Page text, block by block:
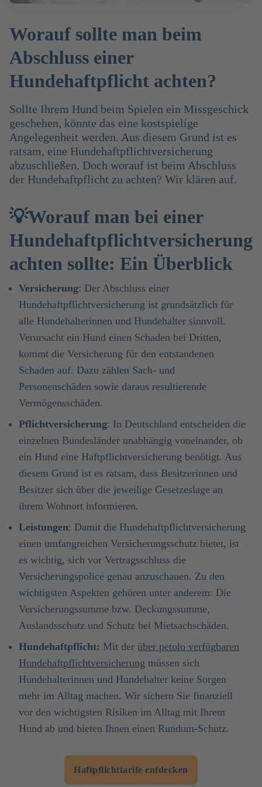
Worauf sollte man beim
Abschluss einer
Hundehaftpflicht achten?
Sollte Ihrem Hund beim Spielen ein Missgeschick
geschehen, könnte das eine kostspielige
Angelegenheit werden. Aus diesem Grund ist es
ratsam, eine Hundehaftpflichtversicherung
abzuschließen. Doch worauf ist beim Abschluss
der Hundehaftpflicht zu achten? Wir klären auf.
💡Worauf man bei einer
Hundehaftpflichtversicherung
achten sollte: Ein Überblick
Versicherung: Der Abschluss einer
Hundehaftpflichtversicherung ist grundsätzlich für
alle Hundehalterinnen und Hundehalter sinnvoll.
Verursacht ein Hund einen Schaden bei Dritten,
kommt die Versicherung für den entstandenen
Schaden auf. Dazu zählen Sach- und
Personenschäden sowie daraus resultierende
Vermögensschäden.
Pflichtversicherung: In Deutschland entscheiden die
einzelnen Bundesländer unabhängig voneinander, ob
ein Hund eine Haftpflichtversicherung benötigt. Aus
diesem Grund ist es ratsam, dass Besitzerinnen und
Besitzer sich über die jeweilige Gesetzeslage an
ihrem Wohnort informieren.
Leistungen: Damit die Hundehaftpflichtversicherung
einen umfangreichen Versicherungsschutz bietet, ist
es wichtig, sich vor Vertragsschluss die
Versicherungspolice genau anzuschauen. Zu den
wichtigsten Aspekten gehören unter anderem: Die
Versicherungssumme bzw. Deckungssumme,
Auslandsschutz und Schutz bei Mietsachschäden.
Hundehaftpflicht: Mit der über petolo verfügbaren
Hundehaftpflichtversicherung müssen sich
Hundehalterinnen und Hundehalter keine Sorgen
mehr im Alltag machen. Wir sichern Sie finanziell
vor den wichtigsten Risiken im Alltag mit Ihrem
Hund ab und bieten Ihnen einen Rundum-Schutz.
Haftpflichttarife entdecken